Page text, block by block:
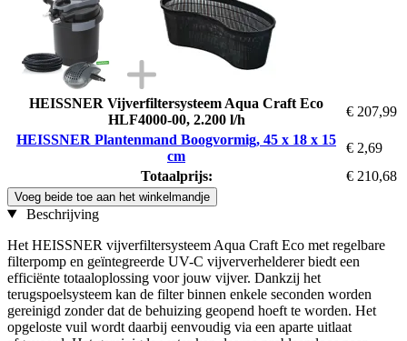
HEISSNER Vijverfiltersysteem Aqua Craft Eco
HLF4000-00, 2.200 l/h
€ 207,99
HEISSNER Plantenmand Boogvormig, 45 x 18 x 15
cm
€ 2,69
Totaalprijs:
€ 210,68
Voeg beide toe aan het winkelmandje
Beschrijving
Het HEISSNER vijverfiltersysteem Aqua Craft Eco met regelbare
filterpomp en geïntegreerde UV-C vijververhelderer biedt een
efficiënte totaaloplossing voor jouw vijver. Dankzij het
terugspoelsysteem kan de filter binnen enkele seconden worden
gereinigd zonder dat de behuizing geopend hoeft te worden. Het
opgeloste vuil wordt daarbij eenvoudig via een aparte uitlaat